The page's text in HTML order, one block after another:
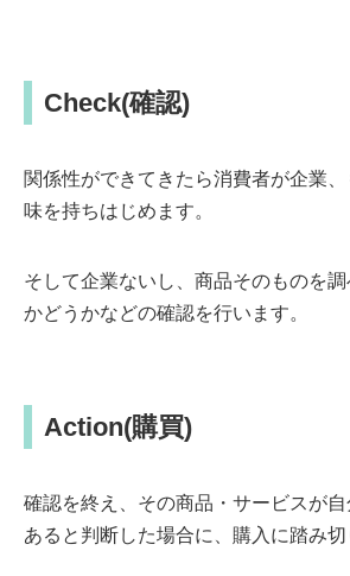
Check(確認)
関係性ができてきたら消費者が企業
味を持ちはじめます。
そして企業ないし、商品そのものを
かどうかなどの確認を行います。
Action(購買)
確認を終え、その商品・サービスが
あると判断した場合に、購入に踏み切